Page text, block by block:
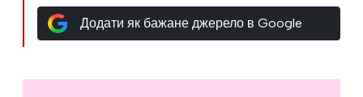
Додати як бажане джерело в Google